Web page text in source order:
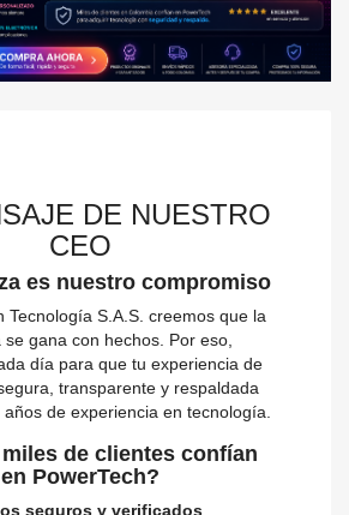
DE NUESTRO
CEO
es nuestro compromiso
Tecnología S.A.S. creemos que la
se gana con hechos. Por eso,
día para que tu experiencia de
transparente y respaldada
de experiencia en tecnología.
de clientes confían
en PowerTech?
seguros y verificados